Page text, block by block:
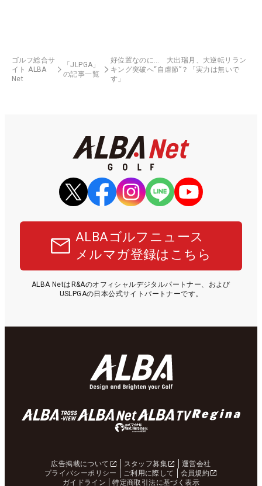
ゴルフ総合サ
イト ALBA
Net
「JLPGA」
の記事一覧
好位置なのに… 大出瑞月、大逆転リラン
キング突破へ“自虐節”？「実力は無いで
す」
ALBAゴルフニュース
メルマガ登録はこちら
ALBA NetはR&Aのオフィシャルデジタルパートナー、および
USLPGAの日本公式サイトパートナーです。
広告掲載について スタッフ募集
運営会社
プライバシーポリシー
ご利用に際して
会員規約
ガイドライン
特定商取引法に基づく表示